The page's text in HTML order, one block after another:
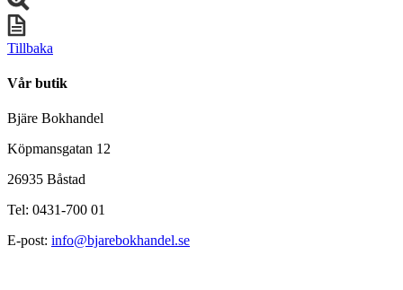
Tillbaka
Vår butik
Bjäre Bokhandel
Köpmansgatan 12
26935 Båstad
Tel: 0431-700 01
E-post: info@bjarebokhandel.se